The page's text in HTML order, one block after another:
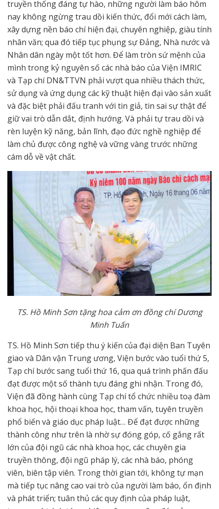
truyền thống đáng tự hào, những người làm báo hôm
nay không ngừng trau dồi kiến thức, đổi mới cách làm,
xây dựng nền báo chí hiện đại, chuyên nghiệp, giàu tính
nhân văn; qua đó tiếp tục phụng sự Đảng, Nhà nước và
Nhân dân ngày một tốt hơn. Để làm tròn sứ mệnh của
mình trong kỷ nguyên số các nhà báo của Viện IMRIC
và Tạp chí DN&TTVN phải vượt qua nhiều thách thức,
sử dụng và ứng dụng các kỹ thuật hiện đại vào sản xuất
và đặc biệt phải đấu tranh với tin giả, tin sai sự thật để
giữ vai trò dẫn dắt, định hướng. Và phải tự trau dồi và
rèn luyện kỹ năng, bản lĩnh, đạo đức nghề nghiệp để
làm chủ được công nghệ và vững vàng trước những
cám dỗ về vật chất.
TS. Hồ Minh Sơn tặng hoa cảm ơn đồng chí Dương
Minh Tuấn
TS. Hồ Minh Sơn tiếp thu ý kiến của đại diện Ban Tuyên
giao và Dân vận Trung ương, Viện bước vào tuổi thứ 5,
Tạp chí bước sang tuổi thứ 16, qua quá trình phấn đấu
đạt được một số thành tựu đáng ghi nhận. Trong đó,
Viện đã đồng hành cùng Tạp chí tổ chức nhiều toạ đàm
khoa học, hội thoại khoa học, tham vấn, tuyên truyền
phổ biến và giáo dục pháp luật… Để đạt được những
thành công như trên là nhờ sự đóng góp, cố gắng rất
lớn của đội ngũ các nhà khoa học, các chuyên gia
truyền thông, đội ngũ pháp lý, các nhà báo, phóng
viên, biên tập viên. Trong thời gian tới, không tự mạn
mà tiếp tục nâng cao vai trò của người làm báo, ổn định
và phát triển; tuân thủ các quy định của pháp luật,